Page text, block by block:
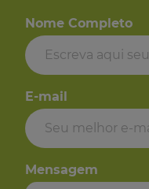
Nome Completo
E-mail
Mensagem